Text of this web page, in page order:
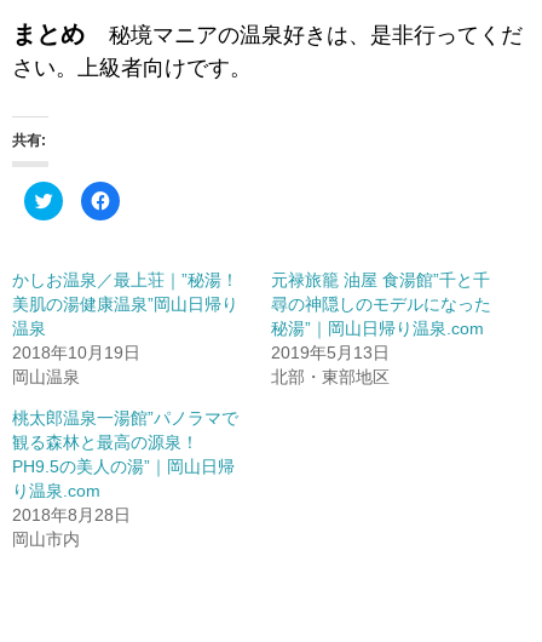
まとめ 秘境マニアの温泉好きは、是非行ってくだ
さい。上級者向けです。
共有:
ク
リ
て
T
w
i
t
e
r
で
有
(
新
し
い
ウ
ィ
ン
ド
ウ
F
a
o
o
k
で
有
す
ク
リ
ッ
ク
し
だ
かしお温泉／最上荘｜”秘湯！
美肌の湯健康温泉”岡山日帰り
温泉
2018年10月19日
岡山温泉
元禄旅籠 油屋 食湯館”千と千
尋の神隠しのモデルになった
秘湯”｜岡山日帰り温泉.com
2019年5月13日
北部・東部地区
桃太郎温泉一湯館”パノラマで
観る森林と最高の源泉！
PH9.5の美人の湯”｜岡山日帰
り温泉.com
2018年8月28日
岡山市内